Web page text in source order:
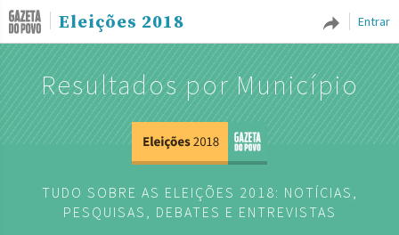
Entrar
Eleições 2018
Resultados por Município
TUDO SOBRE AS ELEIÇÕES 2018: NOTÍCIAS,
PESQUISAS, DEBATES E ENTREVISTAS